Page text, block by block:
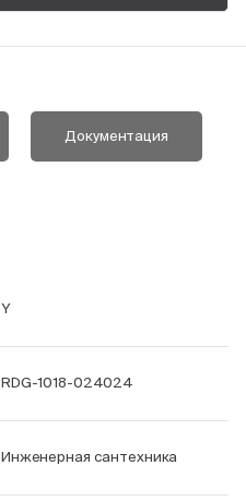
Документация
Y
RDG-1018-024024
Инженерная сантехника